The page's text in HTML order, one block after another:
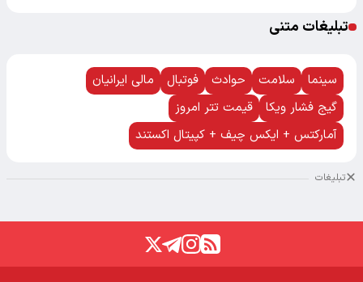
تبلیغات متنی
سینما سلامت حوادث فوتبال
مالی ایرانیان
گیج فشار ویکا
قیمت تتر امروز
آمارکتس + ایکس چیف + کپیتال اکستند
تبلیغات